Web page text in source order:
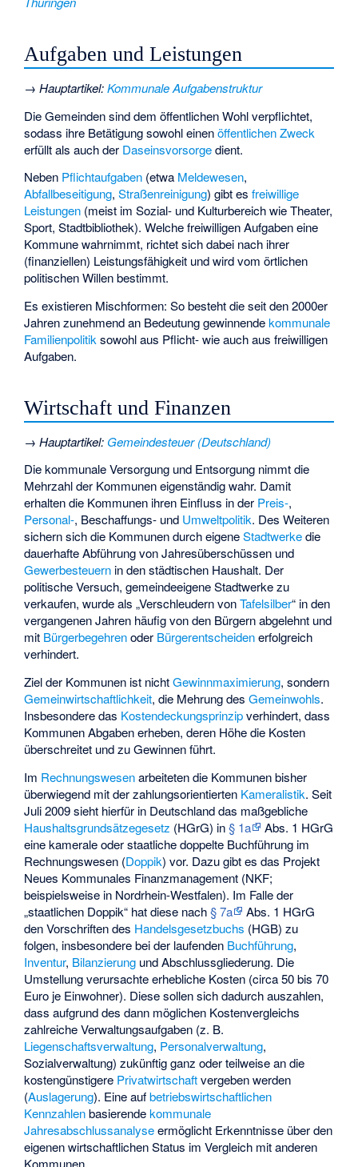
Aufgaben und Leistungen
→Hauptartikel:Kommunale Aufgabenstruktur
Die Gemeinden sind dem öffentlichen Wohl verpflichtet,
sodass ihre Betätigung sowohl einenöffentlichen Zweck
erfüllt als auch der Daseinsvorsorgedient.
Neben Pflichtaufgaben (etwa Meldewesen,
Abfallbeseitigung,Straßenreinigung) gibt esfreiwillige
Leistungen (meist im Sozial- und Kulturbereich wie Theater,
Sport, Stadtbibliothek). Welche freiwilligen Aufgaben eine
Kommune wahrnimmt, richtet sich dabei nach ihrer
(finanziellen) Leistungsfähigkeit und wird vom örtlichen
politischen Willen bestimmt.
Es existieren Mischformen: So besteht die seit den 2000er
Jahren zunehmend an Bedeutung gewinnendekommunale
Familienpolitik sowohl aus Pflicht- wie auch aus freiwilligen
Aufgaben.
Wirtschaft und Finanzen
→Hauptartikel: Gemeindesteuer (Deutschland)
Die kommunale Versorgung und Entsorgung nimmt die
Mehrzahl der Kommunen eigenständig wahr. Damit
erhalten die Kommunen ihren Einfluss in der Preis-,
Personal-, Beschaffungs- und Umweltpolitik. Des Weiteren
sichern sich die Kommunen durch eigeneStadtwerkedie
dauerhafte Abführung von Jahresüberschüssen und
Gewerbesteuern in den städtischen Haushalt. Der
politische Versuch, gemeindeeigene Stadtwerke zu
verkaufen, wurde als „Verschleudern vonTafelsilber“ in den
vergangenen Jahren häufig von den Bürgern abgelehnt und
mit Bürgerbegehrenoder Bürgerentscheidenerfolgreich
verhindert.
Ziel der Kommunen ist nichtGewinnmaximierung, sondern
Gemeinwirtschaftlichkeit, die Mehrung desGemeinwohls.
Insbesondere das Kostendeckungsprinzipverhindert, dass
Kommunen Abgaben erheben, deren Höhe die Kosten
überschreitet und zu Gewinnen führt.
Im Rechnungswesenarbeiteten die Kommunen bisher
überwiegend mit der zahlungsorientierten Kameralistik. Seit
Juli 2009 sieht hierfür in Deutschland das maßgebliche
Haushaltsgrundsätzegesetz (HGrG) in§ 1a
Abs. 1 HGrG
eine kamerale oder staatliche doppelte Buchführung im
Rechnungswesen (Doppik) vor. Dazu gibt es das Projekt
Neues Kommunales Finanzmanagement (NKF;
beispielsweise in Nordrhein-Westfalen). Im Falle der
„staatlichen Doppik“ hat diese nach§ 7a
Abs. 1 HGrG
den Vorschriften des Handelsgesetzbuchs (HGB) zu
folgen, insbesondere bei der laufenden Buchführung,
Inventur, Bilanzierung und Abschlussgliederung. Die
Umstellung verursachte erhebliche Kosten (circa 50 bis 70
Euro je Einwohner). Diese sollen sich dadurch auszahlen,
dass aufgrund des dann möglichen Kostenvergleichs
zahlreiche Verwaltungsaufgaben (z. B.
Liegenschaftsverwaltung, Personalverwaltung,
Sozialverwaltung) zukünftig ganz oder teilweise an die
kostengünstigere Privatwirtschaftvergeben werden
(Auslagerung). Eine aufbetriebswirtschaftlichen
Kennzahlenbasierendekommunale
Jahresabschlussanalyseermöglicht Erkenntnisse über den
eigenen wirtschaftlichen Status im Vergleich mit anderen
Kommunen.